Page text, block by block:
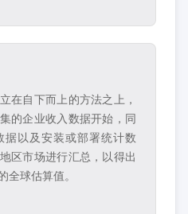
在自下而上的方法之上，
的企业收入数据开始，同
据以及安装或部署统计数
区市场进行汇总，以得出
全球估算值。